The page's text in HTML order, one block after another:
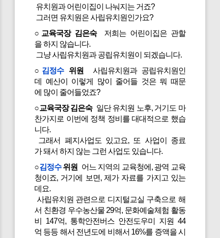
유치원과 어린이집이 나눠지는 거죠?
그러면 유치원은 사립유치원인가요?
○교육국장 김은숙저희는 어린이집은 관할
을 하지 않습니다.
그냥 사립유치원과 공립유치원이 되겠습니다.
○ 김정수위원
사립유치원과 공립유치원인
데 예산이 이렇게 많이 줄어들 것은 뭐 때문
에 많이 줄어들었죠?
○교육국장 김은숙일단 유치원 노후, 거기도 마
찬가지로 이번에 정책 정비를 대대적으로 했습
니다.
그래서 폐지사업도 있고요, 또 사업이 종료
가 돼서 하지 않는 그런 사업도 있습니다.
○김정수위원
어느 지역의 교육청에, 광역 교육
청이죠, 거기에 보면, 제가 자료를 가지고 있는
데요.
사립유치원 관련으로 디지털교실 구축으로 해
서 친환경 우수농산물 29억, 문화예술체험 활동
비 147억, 통학안전버스 안전도우미 지원 44
억 등등 해서 전년도에 비해서 16%를 증액을 시